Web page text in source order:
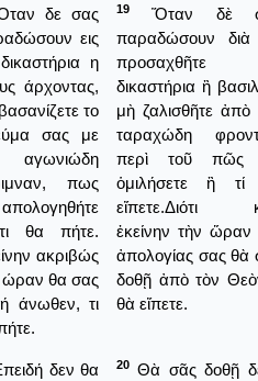
δε σας
εις
η
άρχοντας,
το
σας με
αγωνιώδη
πως
θα πήτε.
ακριβώς
ώραν θα σας
άνωθεν, τι
19
Ὅταν δὲ
παραδώσουν
προσαχθῆτε
δικαστήρια ἢ
μὴ ζαλισθῆτε ἀπὸ
ταραχώδη
περὶ τοῦ πῶς
ὁμιλήσετε ἢ
εἴπετε.Διότι
ἐκείνην τὴν ὥραν
ἀπολογίας σας θὰ
δοθῇ ἀπὸ τὸν
θὰ εἴπετε.
δεν θα
20 Θὰ σᾶς δοθῇ